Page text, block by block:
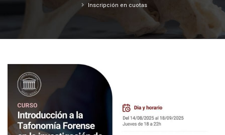
Inscripción en cuotas